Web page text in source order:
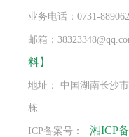
业务电话：0731-
邮箱：
料】
地址： 中国湖南长沙
栋
ICP备案号： 湘ICP